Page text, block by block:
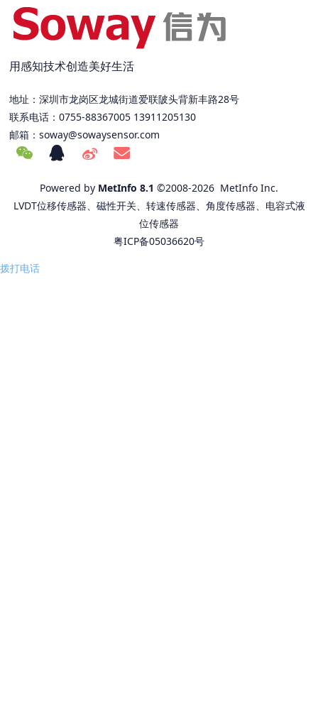
用感知技术创造美好生活
地址：深圳市龙岗区龙城街道爱联陂头背新丰路28号
联系电话：0755-88367005 13911205130
邮箱：soway@sowaysensor.com
Powered by MetInfo 8.1 ©2008-2026 MetInfo Inc.
LVDT位移传感器、磁性开关、转速传感器、角度传感器、电容式液
位传感器
粤ICP备05036620号
拨打电话